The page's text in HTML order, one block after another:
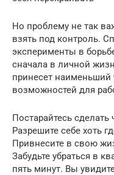
Но проблему не так
взять под контроль.
эксперименты в
сначала в личной
принесет
возможностей для
Постарайтесь
Разрешите себе хоть
Привнесите в свою
Забудьте убраться в
пять минут. Вы